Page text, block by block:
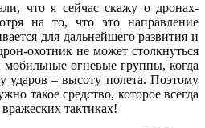
что я сейчас скажу о дронах-
на то, что это направление
для дальнейшего развития и
охотник не может столкнуться
огневые группы, когда
ударов – высоту полета. Поэтому
такое средство, которое всегда
тактиках!